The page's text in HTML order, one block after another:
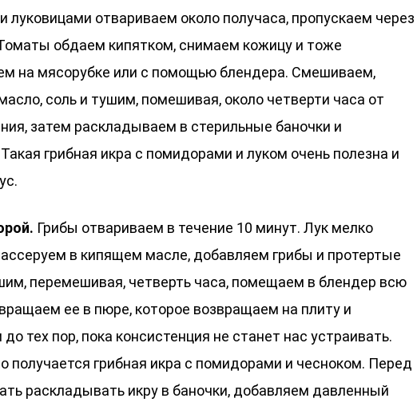
отвариваем около получаса, пропускаем через
обдаем кипятком, снимаем кожицу и тоже
на мясорубке или с помощью блендера. Смешиваем,
соль и тушим, помешивая, около четверти часа от
затем раскладываем в стерильные баночки и
грибная икра с помидорами и луком очень полезна и
Грибы отвариваем в течение 10 минут. Лук мелко
в кипящем масле, добавляем грибы и протертые
перемешивая, четверть часа, помещаем в блендер всю
ее в пюре, которое возвращаем на плиту и
тех пор, пока консистенция не станет нас устраивать.
получается грибная икра с помидорами и чесноком. Перед
раскладывать икру в баночки, добавляем давленный